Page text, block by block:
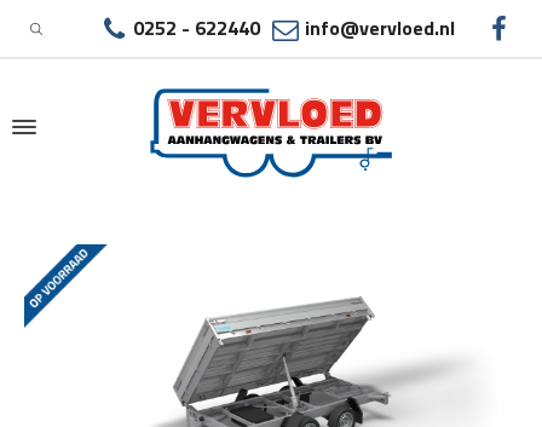
0252 - 622440 info@vervloed.nl